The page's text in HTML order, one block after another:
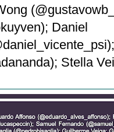
Daniel
Stella